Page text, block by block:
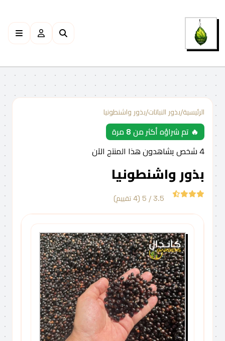
الرئيسية/بذور النباتات/بذور واشنطونيا
🔥 تم شراؤه أكثر من 8 مرة
4 شخص يشاهدون هذا المنتج الآن
بذور واشنطونيا
3.5 / 5 (4 تقييم)